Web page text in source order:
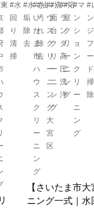
#水
回
り
清
掃
#水
垢
除
去
#油
汚
れ
除
去
#洗
面
台
ク
リ
ー
ニ
ン
グ
#浴
室
ク
リ
ー
ニ
ン
グ
#さ
い
た
ま
市
ハ
ウ
ス
ク
リ
ー
ニ
ン
グ
#ハ
ウ
ス
ク
リ
ー
ニ
ン
グ
大
宮
区
#ベ
ラ
ン
ダ
高
圧
洗
浄
#マ
ン
シ
ョ
ン
ク
リ
ー
ニ
ン
グ
#
ン
ジ
フ
ー
ド
掃
除
【さいたま市
ニング一式｜水